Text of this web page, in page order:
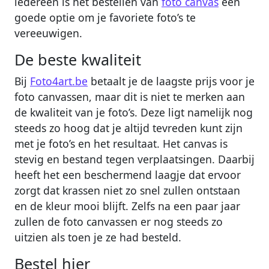
goede optie om je favoriete foto’s te
vereeuwigen.
De beste kwaliteit
Bij Foto4art.be betaalt je de laagste prijs voor je
foto canvassen, maar dit is niet te merken aan
de kwaliteit van je foto’s. Deze ligt namelijk nog
steeds zo hoog dat je altijd tevreden kunt zijn
met je foto’s en het resultaat. Het canvas is
stevig en bestand tegen verplaatsingen. Daarbij
heeft het een beschermend laagje dat ervoor
zorgt dat krassen niet zo snel zullen ontstaan
en de kleur mooi blijft. Zelfs na een paar jaar
zullen de foto canvassen er nog steeds zo
uitzien als toen je ze had besteld.
Bestel hier